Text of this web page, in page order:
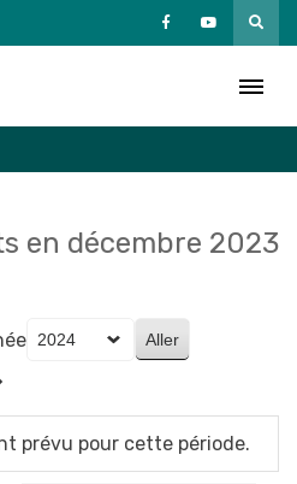
en décembre 2023
prévu pour cette période.